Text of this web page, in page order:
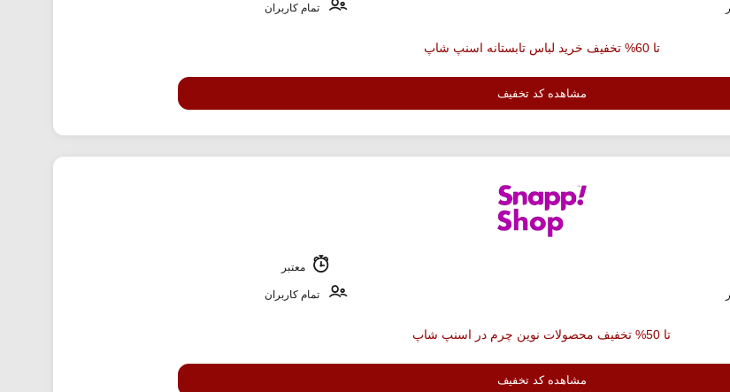
تمام کاربران
تا 60% تخفیف خرید لباس تابستانه اسنپ شاپ
مشاهده کد تخفیف
معتبر
تمام کاربران
تا 50% تخفیف محصولات نوین چرم در اسنپ شاپ
مشاهده کد تخفیف